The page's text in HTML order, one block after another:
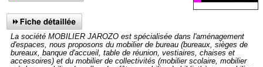
La société MOBILIER JAROZO est spécialisée dans l'aménagement
d'espaces, nous proposons du mobilier de bureau (bureaux, sièges de
bureaux, banque d'accueil, table de réunion, vestiaires, chaises et
accessoires) et du mobilier de collectivités (mobilier scolaire, mobilier